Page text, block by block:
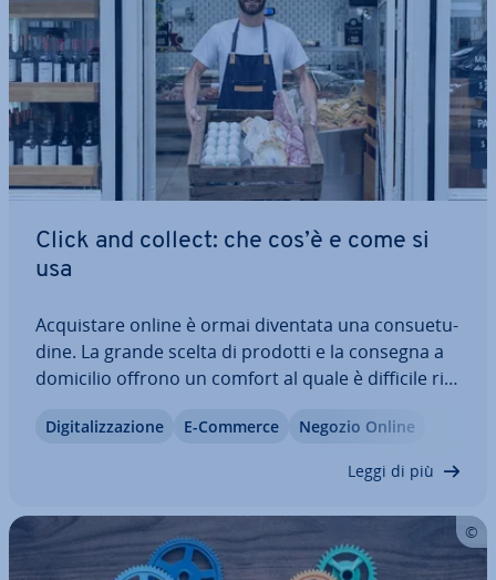
Click and collect: che cos’è e come si
usa
Ac­qui­sta­re online è ormai diventata una con­sue­tu­
di­ne. La grande scelta di prodotti e la consegna a
domicilio offrono un comfort al quale è difficile ri­
na­ti­va: i clienti ordinano online e passano a ritirare
Di­gi­ta­liz­za­zio­ne E-Commerce Negozio Online
Leggi di più